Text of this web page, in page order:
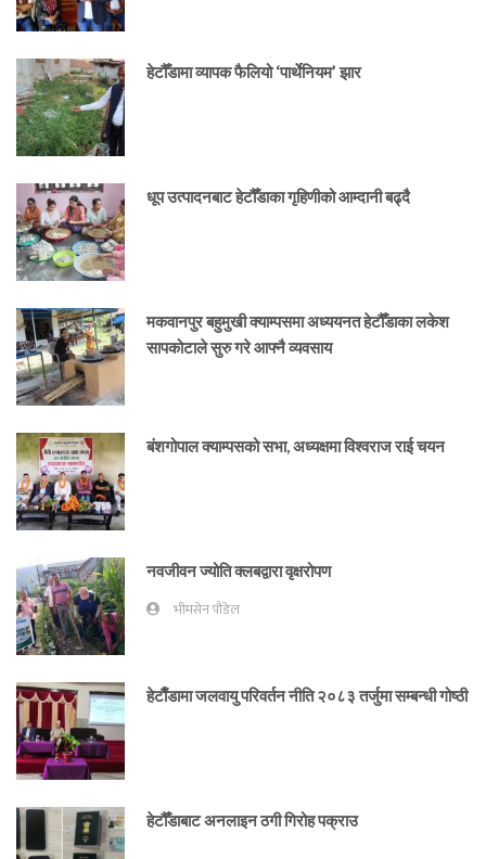
हेटौँडामा व्यापक फैलियो ‘पार्थेनियम’ झार
धूप उत्पादनबाट हेटौँडाका गृहिणीको आम्दानी बढ्दै
मकवानपुर बहुमुखी क्याम्पसमा अध्ययनत हेटौँडाका लकेश
सापकोटाले सुरु गरे आफ्नै व्यवसाय
बंशगोपाल क्याम्पसको सभा, अध्यक्षमा विश्वराज राई चयन
नवजीवन ज्योति क्लबद्वारा वृक्षरोपण
भीमसेन पौडेल
हेटाैँडामा जलवायु परिवर्तन नीति २०८३ तर्जुमा सम्बन्धी गोष्ठी
हेटौँडाबाट अनलाइन ठगी गिरोह पक्राउ